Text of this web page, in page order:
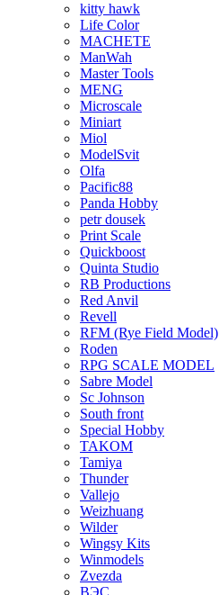
kitty hawk
Life Color
MACHETE
ManWah
Master Tools
MENG
Microscale
Miniart
Miol
ModelSvit
Olfa
Pacific88
Panda Hobby
petr dousek
Print Scale
Quickboost
Quinta Studio
RB Productions
Red Anvil
Revell
RFM (Rye Field Model)
Roden
RPG SCALE MODEL
Sabre Model
Sc Johnson
South front
Special Hobby
TAKOM
Tamiya
Thunder
Vallejo
Weizhuang
Wilder
Wingsy Kits
Winmodels
Zvezda
ВЭС